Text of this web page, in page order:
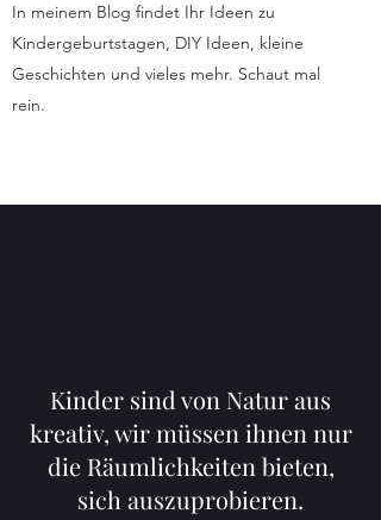
In meinem Blog findet Ihr Ideen zu
Kindergeburtstagen, DIY Ideen, kleine
Geschichten und vieles mehr. Schaut mal
rein.
Kinder sind von Natur aus
kreativ, wir müssen ihnen nur
die Räumlichkeiten bieten,
sich auszuprobieren.